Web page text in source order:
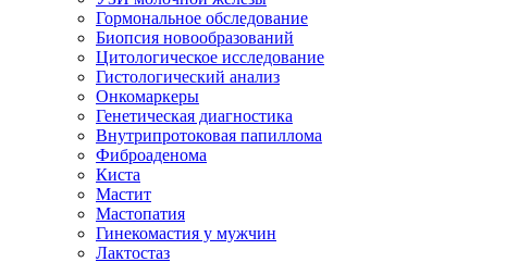
Гормональное обследование
Биопсия новообразований
Цитологическое исследование
Гистологический анализ
Онкомаркеры
Генетическая диагностика
Внутрипротоковая папиллома
Фиброаденома
Киста
Мастит
Мастопатия
Гинекомастия у мужчин
Лактостаз